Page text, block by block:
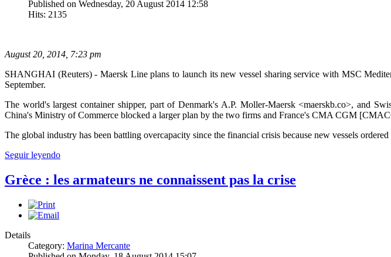
Published on Wednesday, 20 August 2014 12:58
Hits: 2135
August 20, 2014, 7:23 pm
SHANGHAI (Reuters) - Maersk Line plans to launch its new vessel sharing service with MSC
September.
The world's largest container shipper, part of Denmark's A.P. Moller-Maersk <maerskb.co>, and
China's Ministry of Commerce blocked a larger plan by the two firms and France's CMA CGM
The global industry has been battling overcapacity since the financial crisis because new vessels
Seguir leyendo
Grèce : les armateurs ne connaissent pas la crise
Details
Category: Marina Mercante